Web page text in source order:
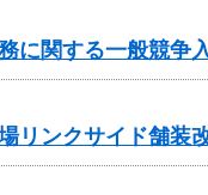
に関する一般競争
リンクサイド舗装